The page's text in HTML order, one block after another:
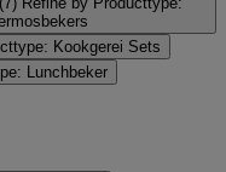
Kookgerei Sets
Lunchbeker